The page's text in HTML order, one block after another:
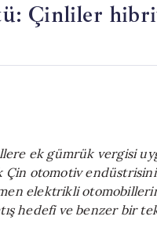
Çinliler
ek gümrük vergisi
otomotiv
elektrikli
hedefi ve benzer bir